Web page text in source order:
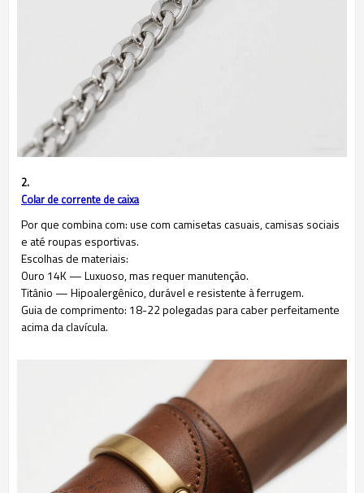
2.
Colar de corrente de caixa
Por que combina com: use com camisetas casuais, camisas sociais
e até roupas esportivas.
Escolhas de materiais:
Ouro 14K — Luxuoso, mas requer manutenção.
Titânio — Hipoalergênico, durável e resistente à ferrugem.
Guia de comprimento: 18-22 polegadas para caber perfeitamente
acima da clavícula.